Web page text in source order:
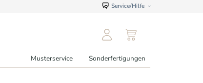
Service/Hilfe
Musterservice Sonderfertigungen